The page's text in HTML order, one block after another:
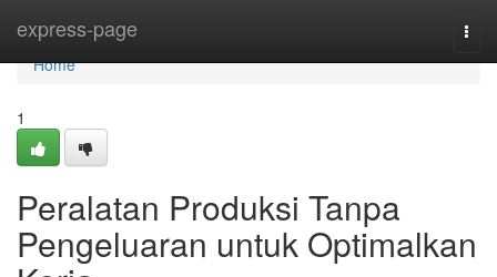
express-page
Home
Home
1
Peralatan Produksi Tanpa
Pengeluaran untuk Optimalkan